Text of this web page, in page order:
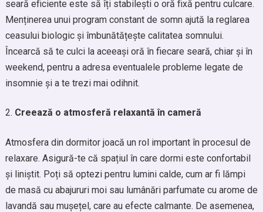
seară eficiente este să îți stabilești o oră fixă pentru culcare.
Menținerea unui program constant de somn ajută la reglarea
ceasului biologic și îmbunătățește calitatea somnului.
Încearcă să te culci la aceeași oră în fiecare seară, chiar și în
weekend, pentru a adresa eventualele probleme legate de
insomnie și a te trezi mai odihnit.
Creează o atmosferă relaxantă în cameră
Atmosfera din dormitor joacă un rol important în procesul de
relaxare. Asigură-te că spațiul în care dormi este confortabil
și liniștit. Poți să optezi pentru lumini calde, cum ar fi lămpi
de masă cu abajururi moi sau lumânări parfumate cu arome de
lavandă sau mușețel, care au efecte calmante. De asemenea,